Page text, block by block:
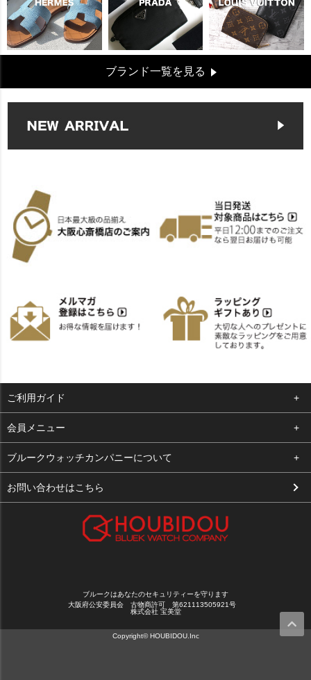
ブランド一覧を見る
ご利用ガイド
よくある質問
支払い・送料
お客様の声
会員メニュー
ログイン
お気に入り
ブルークウォッチカンパニーについて
会社概要
お問い合わせはこちら
ブルークはあなたのセキュリティーを守ります
大阪府公安委員会 古物商許可 第621113505921号
株式会社 宝美堂
Copyright© HOUBIDOU.Inc